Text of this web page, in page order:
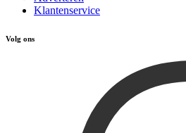
Klantenservice
Volg ons